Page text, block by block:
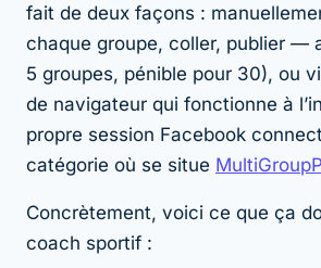
fait de deux façons :
chaque groupe, coller, publier —
5 groupes, pénible pour 30), ou
de navigateur qui fonctionne à
propre session Facebook
catégorie où se situe
Concrètement, voici ce que ça
coach sportif :